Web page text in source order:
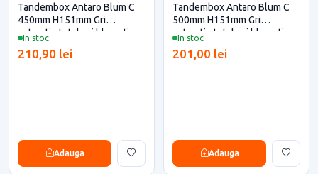
In stoc
Tandembox Antaro Blum C
450mm H151mm Gri
extractie totala si blumotion
eficiente
210,90 lei
Adauga
In stoc
Tandembox Antaro Blum C
500mm H151mm Gri
extractie totala si blumotion
eficiente
201,00 lei
Adauga